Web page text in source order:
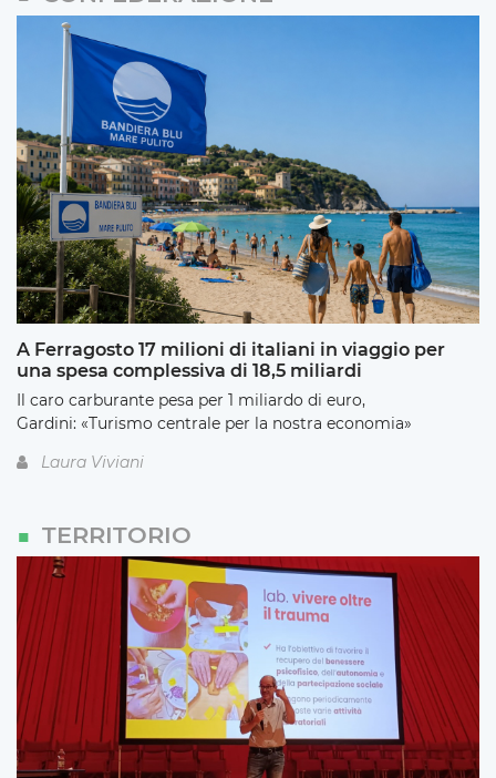
A Ferragosto 17 milioni di italiani in viaggio per
una spesa complessiva di 18,5 miliardi
Il caro carburante pesa per 1 miliardo di euro,
Gardini: «Turismo centrale per la nostra economia»
Laura Viviani
TERRITORIO